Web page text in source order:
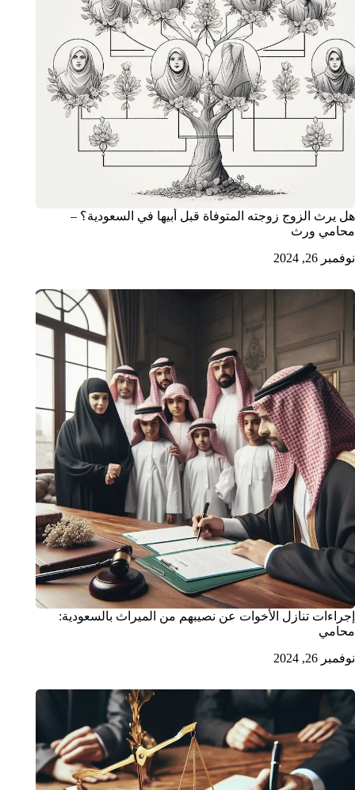
هل يرث الزوج زوجته المتوفاة قبل أبيها في السعودية؟ –
محامي ورث
نوفمبر 26, 2024
إجراءات تنازل الأخوات عن نصيبهم من الميراث بالسعودية:
محامي
نوفمبر 26, 2024